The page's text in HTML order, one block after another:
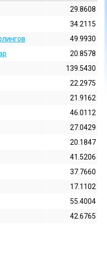
29.8608
34.2115
49.9930
20.8578
139.5430
22.2975
21.9162
46.0112
27.0429
20.1847
41.5206
37.7660
17.1102
55.4004
42.6765